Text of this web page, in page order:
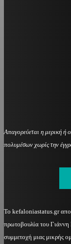
Απαγορεύεται η μερική ή
πολυμέσων χωρίς την
Το kefaloniastatus.gr
πρωτοβουλία του
συμμετοχή μιας μικρής